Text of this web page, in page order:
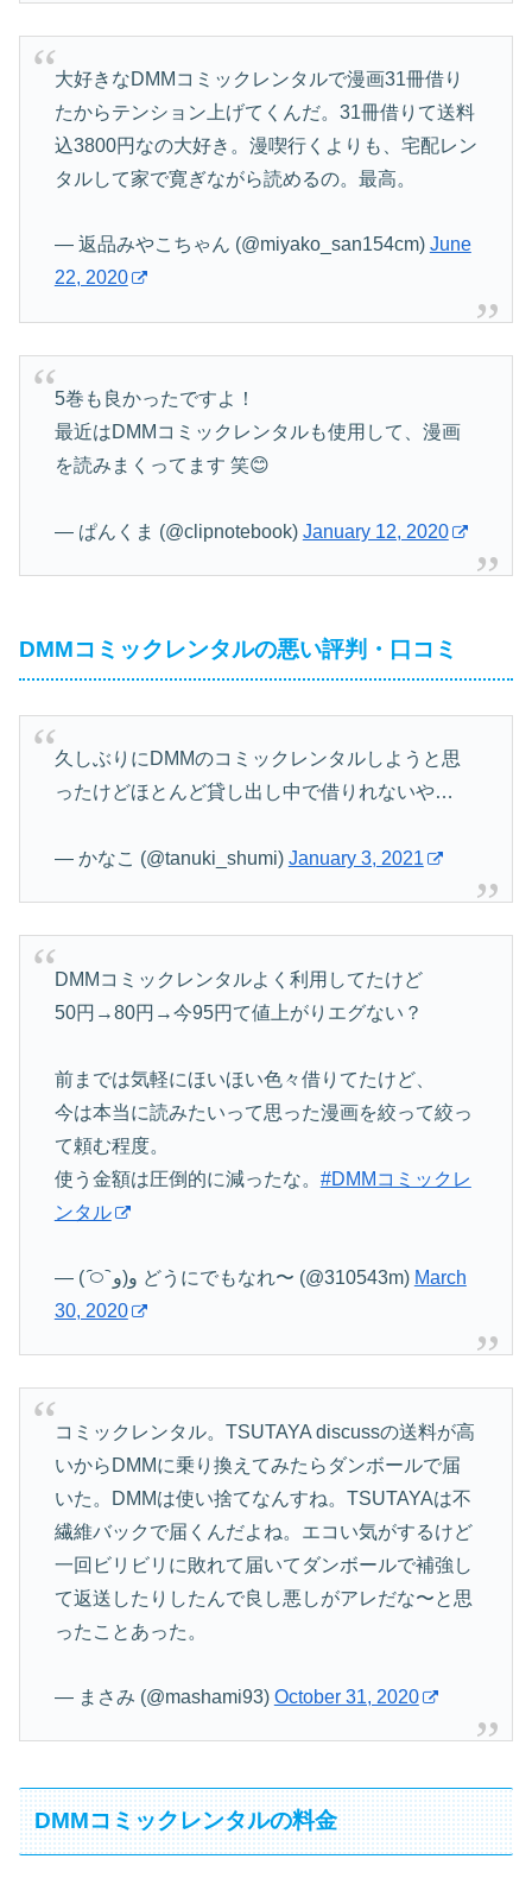
大好きなDMMコミックレンタルで漫画31冊借り
たからテンション上げてくんだ。31冊借りて送料
込3800円なの大好き。漫喫行くよりも、宅配レン
タルして家で寛ぎながら読めるの。最高。
— 返品みやこちゃん (@miyako_san154cm) June
22, 2020
5巻も良かったですよ！
最近はDMMコミックレンタルも使用して、漫画
を読みまくってます 笑😊
— ぱんくま (@clipnotebook) January 12, 2020
DMMコミックレンタルの悪い評判・口コミ
久しぶりにDMMのコミックレンタルしようと思
ったけどほとんど貸し出し中で借りれないや…
— かなこ (@tanuki_shumi) January 3, 2021
DMMコミックレンタルよく利用してたけど
50円→80円→今95円て値上がりエグない？
前までは気軽にほいほい色々借りてたけど、
今は本当に読みたいって思った漫画を絞って絞っ
て頼む程度。
使う金額は圧倒的に減ったな。 #DMMコミックレ
ンタル
— ( ᷇࿀ ᷆ و(و どうにでもなれ〜 (@310543m) March
30, 2020
コミックレンタル。TSUTAYA discussの送料が高
いからDMMに乗り換えてみたらダンボールで届
いた。DMMは使い捨てなんすね。TSUTAYAは不
繊維バックで届くんだよね。エコい気がするけど
一回ビリビリに敗れて届いてダンボールで補強し
て返送したりしたんで良し悪しがアレだな〜と思
ったことあった。
— まさみ (@mashami93) October 31, 2020
DMMコミックレンタルの料金